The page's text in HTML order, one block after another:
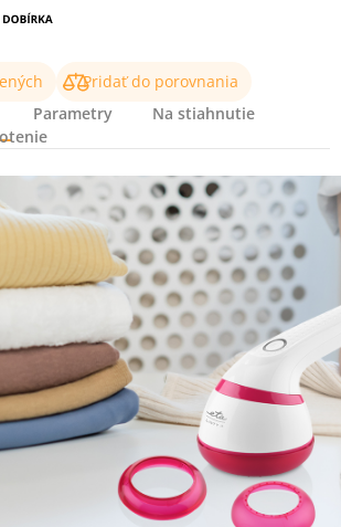
Pridať do porovnania
Parametry
Na stiahnutie